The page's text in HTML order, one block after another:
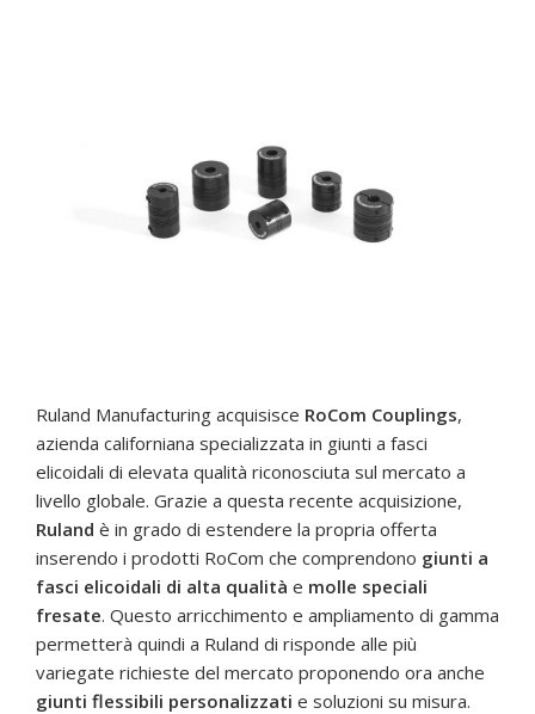
Ruland Manufacturing acquisisce RoCom Couplings,
azienda californiana specializzata in giunti a fasci
elicoidali di elevata qualità riconosciuta sul mercato a
livello globale. Grazie a questa recente acquisizione,
Ruland è in grado di estendere la propria offerta
inserendo i prodotti RoCom che comprendono giunti a
fasci elicoidali di alta qualità e molle speciali
fresate. Questo arricchimento e ampliamento di gamma
permetterà quindi a Ruland di risponde alle più
variegate richieste del mercato proponendo ora anche
giunti flessibili personalizzati e soluzioni su misura.